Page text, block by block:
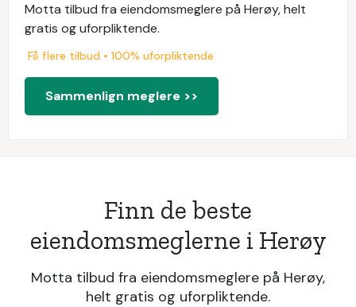
Motta tilbud fra eiendomsmeglere på Herøy, helt
gratis og uforpliktende.
Få flere tilbud • 100% uforpliktende
Sammenlign meglere >>
Finn de beste
eiendomsmeglerne i Herøy
Motta tilbud fra eiendomsmeglere på Herøy,
helt gratis og uforpliktende.